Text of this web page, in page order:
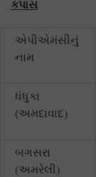
કપાસ
એપીએમંસીનું
નામ
ધંધુકા
(અમદાવાદ)
બગસરા
(અમરેલી)